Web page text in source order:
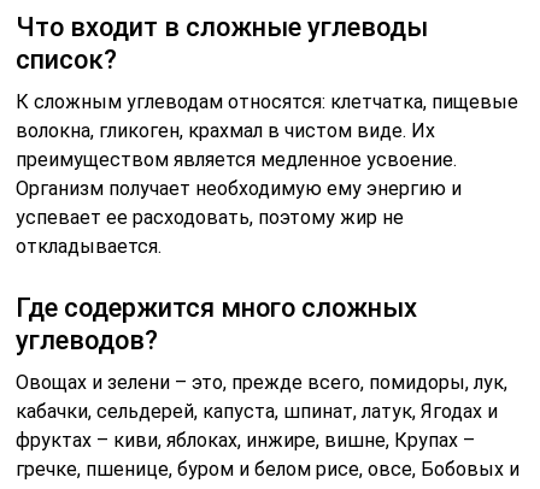
Что входит в сложные углеводы
список?
К сложным углеводам относятся: клетчатка, пищевые
волокна, гликоген, крахмал в чистом виде. Их
преимуществом является медленное усвоение.
Организм получает необходимую ему энергию и
успевает ее расходовать, поэтому жир не
откладывается.
Где содержится много сложных
углеводов?
Овощах и зелени – это, прежде всего, помидоры, лук,
кабачки, сельдерей, капуста, шпинат, латук, Ягодах и
фруктах – киви, яблоках, инжире, вишне, Крупах –
гречке, пшенице, буром и белом рисе, овсе, Бобовых и